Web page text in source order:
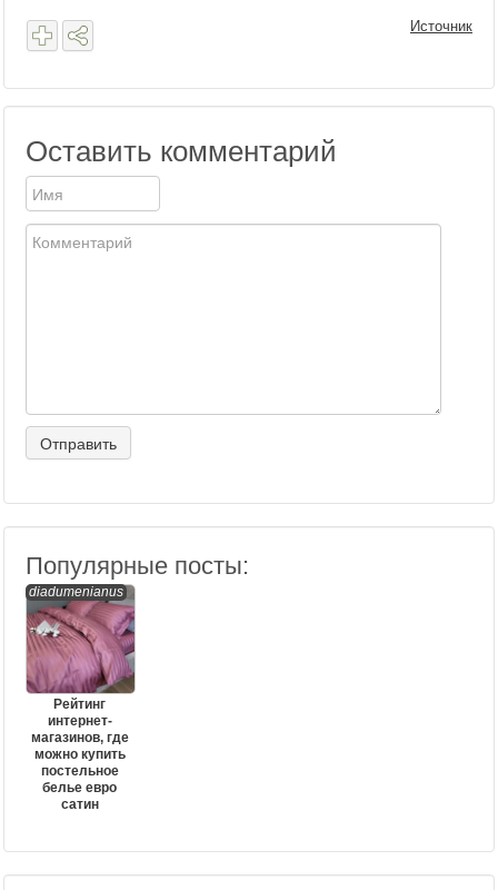
Источник
Оставить комментарий
Популярные посты:
diadumenianus
Рейтинг
интернет-
магазинов, где
можно купить
постельное
белье евро
сатин